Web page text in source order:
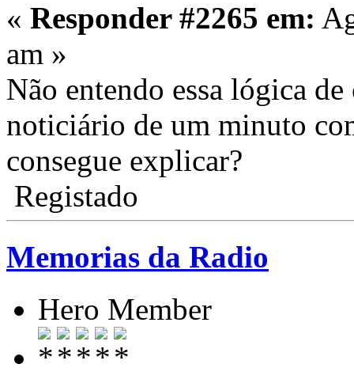
« Responder #2265 em:
am »
Não entendo essa lógica
noticiário de um minuto
consegue explicar?
Registado
Memorias da Radio
Hero Member